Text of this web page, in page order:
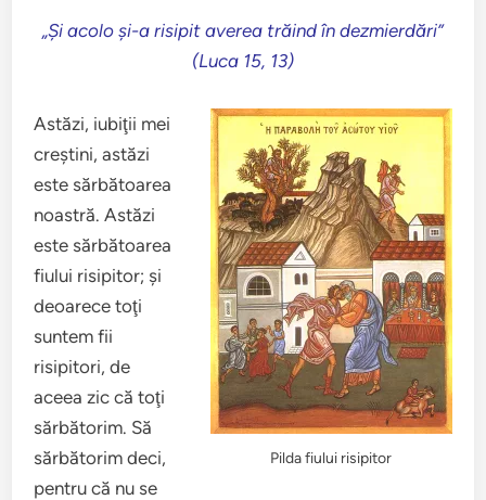
„Şi acolo şi-a risipit averea trăind în dezmierdări”
(Luca 15, 13)
Pilda fiului risipitor
Astăzi, iubiţii mei
creştini, astăzi
este sărbătoarea
noastră. Astăzi
este sărbătoarea
fiului risipitor; şi
deoarece toţi
suntem fii
risipitori, de
aceea zic că toţi
sărbătorim. Să
sărbătorim deci,
pentru că nu se